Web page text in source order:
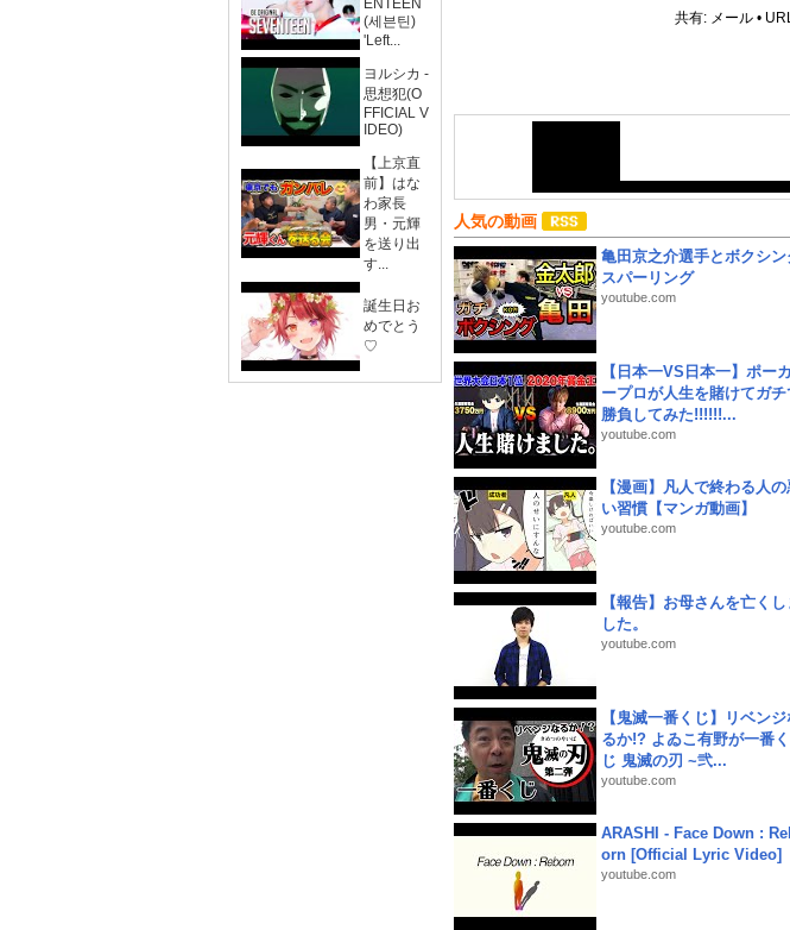
ENTEEN
(세븐틴)
'Left...
ヨルシカ -
思想犯(O
FFICIAL V
IDEO)
【上京直
前】はな
わ家長
男・元輝
を送り出
す...
誕生日お
めでとう
♡
共有: メール •
人気の動画
亀田京之介選手とボクシン
スパーリング
youtube.com
【日本一VS日本一】ポーカ
ープロが人生を賭けてガチ
勝負してみた!!!!!!...
youtube.com
【漫画】凡人で終わる人の
い習慣【マンガ動画】
youtube.com
【報告】お母さんを亡くし
した。
youtube.com
【鬼滅一番くじ】リベンジ
るか!? よゐこ有野が一番く
じ 鬼滅の刃 ~弐...
youtube.com
ARASHI - Face Down :
orn [Official Lyric Video]
youtube.com